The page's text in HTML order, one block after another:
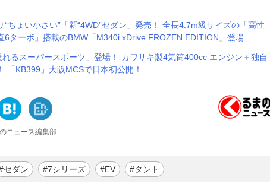
“ちょい小さい”「新“4WD”セダン」発売！ 全長4.7m級サイズの「高性
6ターボ」搭載のBMW「M340i xDrive FROZEN EDITION」登場
れるスーパースポーツ」登場！ カワサキ製4気筒400cc エンジン＋独自
「KB399」大阪MCSで日本初公開！
ニュース編集部
セダン #7シリーズ #EV #タント